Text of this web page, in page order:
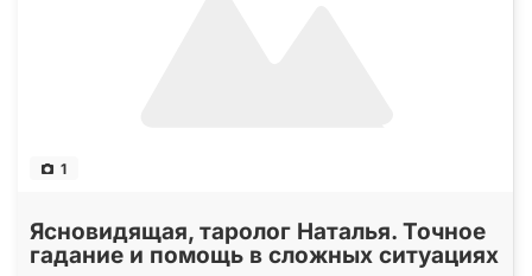
1
Ясновидящая, таролог Наталья. Точное
гадание и помощь в сложных ситуациях